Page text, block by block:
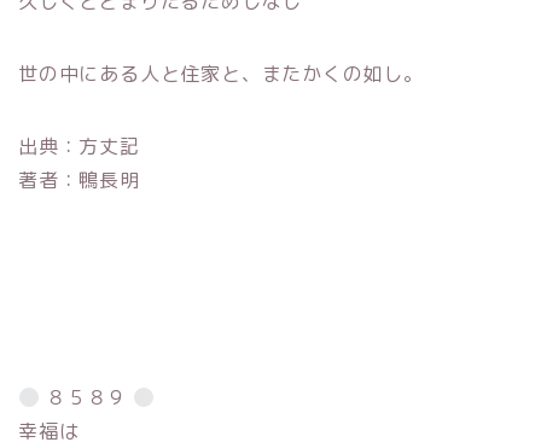
世の中にある人と住家と、またかくの如し。
出典：方丈記
著者：鴨長明
８５８９
幸福は